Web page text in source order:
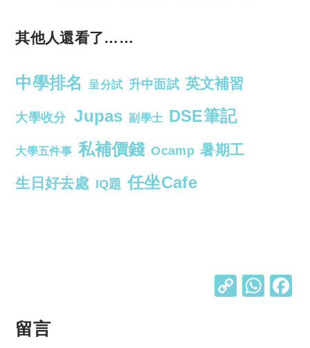
其他人還看了……
中學排名 呈分試 升中面試 英文補習
大學收分 Jupas 副學士 DSE筆記
大學五件事 私補價錢 Ocamp 暑期工
生日好去處 IQ題 任坐Cafe
C W
留言